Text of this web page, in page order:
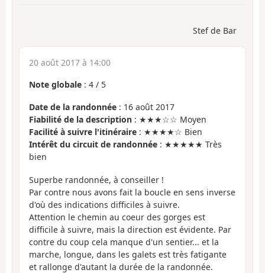
Stef de Bar
20 août 2017 à 14:00
Note globale : 4 / 5
Date de la randonnée : 16 août 2017
Fiabilité de la description : ★★★☆☆ Moyen
Facilité à suivre l'itinéraire : ★★★★☆ Bien
Intérêt du circuit de randonnée : ★★★★★ Très
bien
Superbe randonnée, à conseiller !
Par contre nous avons fait la boucle en sens inverse
d'où des indications difficiles à suivre.
Attention le chemin au coeur des gorges est
difficile à suivre, mais la direction est évidente. Par
contre du coup cela manque d'un sentier... et la
marche, longue, dans les galets est très fatigante
et rallonge d'autant la durée de la randonnée.